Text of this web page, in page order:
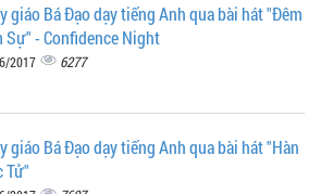
giáo Bá Đạo dạy tiếng Anh qua bài hát "Đêm
Sự" - Confidence Night
2017 6277
giáo Bá Đạo dạy tiếng Anh qua bài hát "Hàn
Tử"